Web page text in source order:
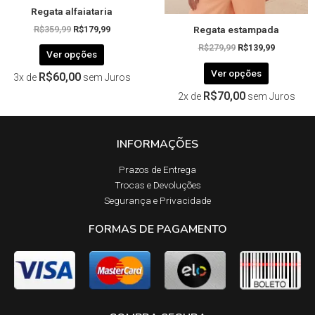
Regata alfaiataria
R$359,99 R$179,99
Ver opções
do
produto
3x de R$60,00 sem Juros
Regata estampada
R$279,99 R$139,99
Ver opções
do
produto
2x de R$70,00 sem Juros
INFORMAÇÕES
Prazos de Entrega​
Trocas e Devoluções​
Segurança e Privacidade
FORMAS DE PAGAMENTO